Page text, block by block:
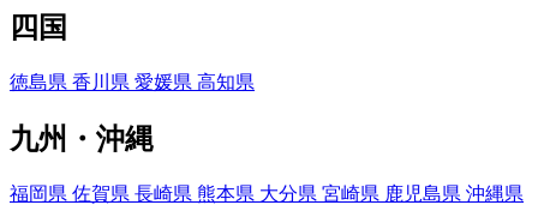
四国
徳島県 香川県 愛媛県 高知県
九州・沖縄
福岡県 佐賀県 長崎県 熊本県 大分県 宮崎県 鹿児島県 沖縄県